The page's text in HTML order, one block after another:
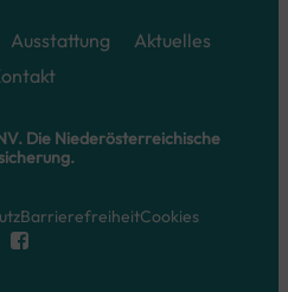
Ausstattung
Aktuelles
Die Niederösterreichische
BarrierefreiheitCookies